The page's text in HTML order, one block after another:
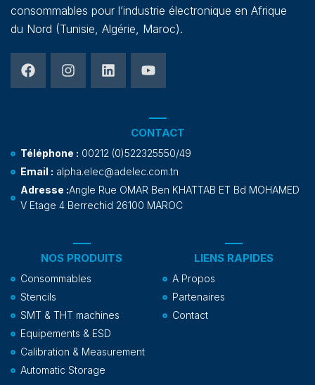
consommables pour l’industrie électronique en Afrique
du Nord (Tunisie, Algérie, Maroc).
NOS PRODUITS
Consommables
Stencils
SMT & THT machines
Equipements & ESD
Calibration & Measurement
Automatic Storage
LIENS RAPIDES
A Propos
Partenaires
Contact
CONTACT
Téléphone : 00212 (0)522325550/49
Email : alpha.elec@adelec.com.tn
Adresse :Angle Rue OMAR Ben KHATTAB ET Bd MOHAMED
V Etage 4 Berrechid 26100 MAROC